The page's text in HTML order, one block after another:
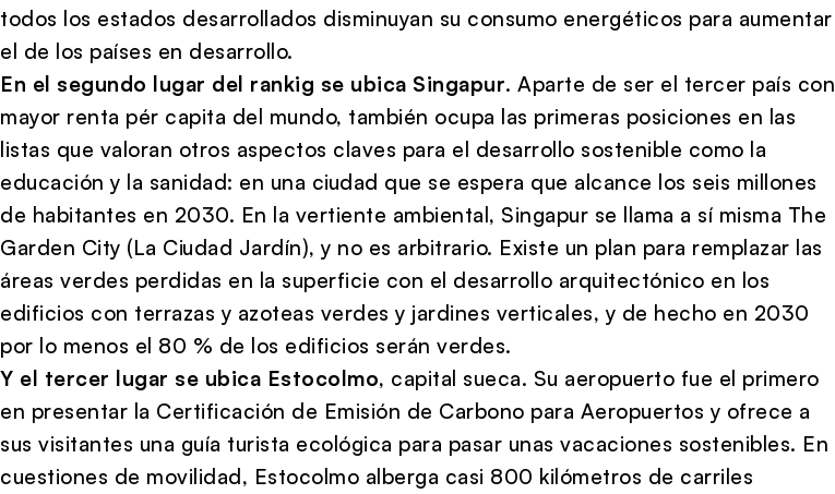
todos los estados desarrollados disminuyan su consumo energéticos para aumentar
el de los países en desarrollo.
En el segundo lugar del rankig se ubica Singapur. Aparte de ser el tercer país con
mayor renta pér capita del mundo, también ocupa las primeras posiciones en las
listas que valoran otros aspectos claves para el desarrollo sostenible como la
educación y la sanidad: en una ciudad que se espera que alcance los seis millones
de habitantes en 2030. En la vertiente ambiental, Singapur se llama a sí misma The
Garden City (La Ciudad Jardín), y no es arbitrario. Existe un plan para remplazar las
áreas verdes perdidas en la superficie con el desarrollo arquitectónico en los
edificios con terrazas y azoteas verdes y jardines verticales, y de hecho en 2030
por lo menos el 80 % de los edificios serán verdes.
Y el tercer lugar se ubica Estocolmo, capital sueca. Su aeropuerto fue el primero
en presentar la Certificación de Emisión de Carbono para Aeropuertos y ofrece a
sus visitantes una guía turista ecológica para pasar unas vacaciones sostenibles. En
cuestiones de movilidad, Estocolmo alberga casi 800 kilómetros de carriles